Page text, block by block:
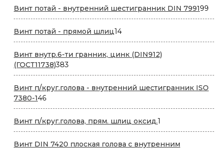
Винт потай - внутренний шестигранник DIN 799199
Винт потай - прямой шлиц1414
товаров
Винт внутр.6-ти гранник, цинк (DIN912)
(ГОСТ11738)383
товара
Винт п/круг.голова - внутренний шестигранник ISO
7380-14646
товаров
Винт п/круг.голова, прям. шлиц оксид.1
товар
Винт DIN 7420 плоская голова с внутренним